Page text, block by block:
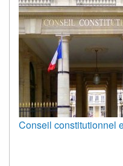
Conseil constitutionnel